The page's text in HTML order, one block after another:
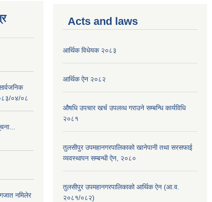
०४/०८
नमिलेर
Acts and laws
आर्थिक विधेयक २०८३
आर्थिक ऐन २०८२
औषधि उपचार खर्च उपलव्ध गराउने सम्बन्धि कार्यविधि
२०८१
तुलसीपुर उपमहानगरपालिकाको खानेपानी तथा सरसफाई
व्यवस्थापन सम्बन्धी ऐन, २०८०
तुलसीपुर उपमहानगरपालिकाको आर्थिक ऐन (आ.व.
२०८१/०८२)